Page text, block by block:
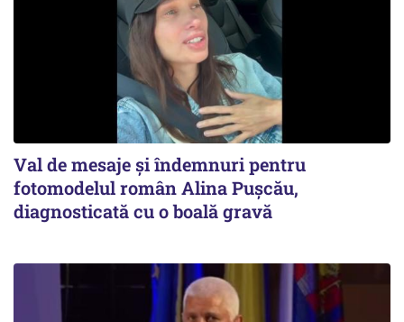
Val de mesaje și îndemnuri pentru
fotomodelul român Alina Pușcău,
diagnosticată cu o boală gravă